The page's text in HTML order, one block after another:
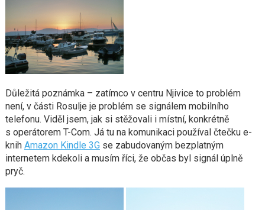
Důležitá poznámka – zatímco v centru Njivice to problém
není, v části Rosulje je problém se signálem mobilního
telefonu. Viděl jsem, jak si stěžovali i místní, konkrétně
s operátorem T-Com. Já tu na komunikaci používal čtečku e-
knih Amazon Kindle 3Gse zabudovaným bezplatným
internetem kdekoli a musím říci, že občas byl signál úplně
pryč.